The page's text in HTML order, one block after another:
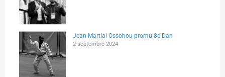
Jean-Martial Ossohou promu 8e Dan
2 septembre 2024